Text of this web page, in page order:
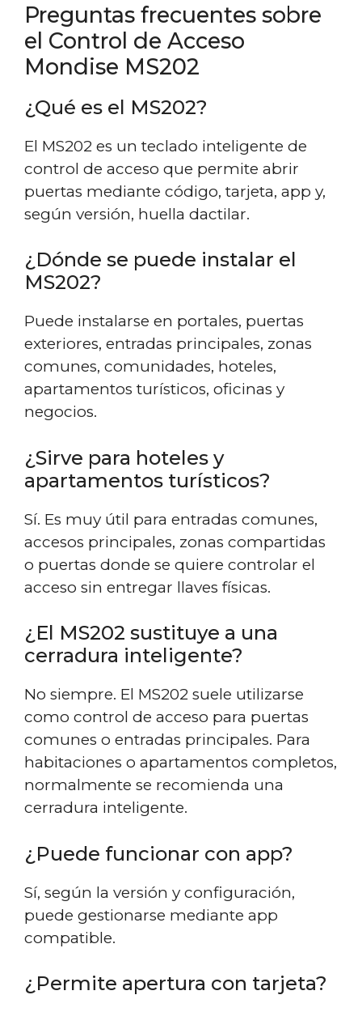
Preguntas frecuentes sobre
el Control de Acceso
Mondise MS202
¿Qué es el MS202?
El MS202 es un teclado inteligente de
control de acceso que permite abrir
puertas mediante código, tarjeta, app y,
según versión, huella dactilar.
¿Dónde se puede instalar el
MS202?
Puede instalarse en portales, puertas
exteriores, entradas principales, zonas
comunes, comunidades, hoteles,
apartamentos turísticos, oficinas y
negocios.
¿Sirve para hoteles y
apartamentos turísticos?
Sí. Es muy útil para entradas comunes,
accesos principales, zonas compartidas
o puertas donde se quiere controlar el
acceso sin entregar llaves físicas.
¿El MS202 sustituye a una
cerradura inteligente?
No siempre. El MS202 suele utilizarse
como control de acceso para puertas
comunes o entradas principales. Para
habitaciones o apartamentos completos,
normalmente se recomienda una
cerradura inteligente.
¿Puede funcionar con app?
Sí, según la versión y configuración,
puede gestionarse mediante app
compatible.
¿Permite apertura con tarjeta?